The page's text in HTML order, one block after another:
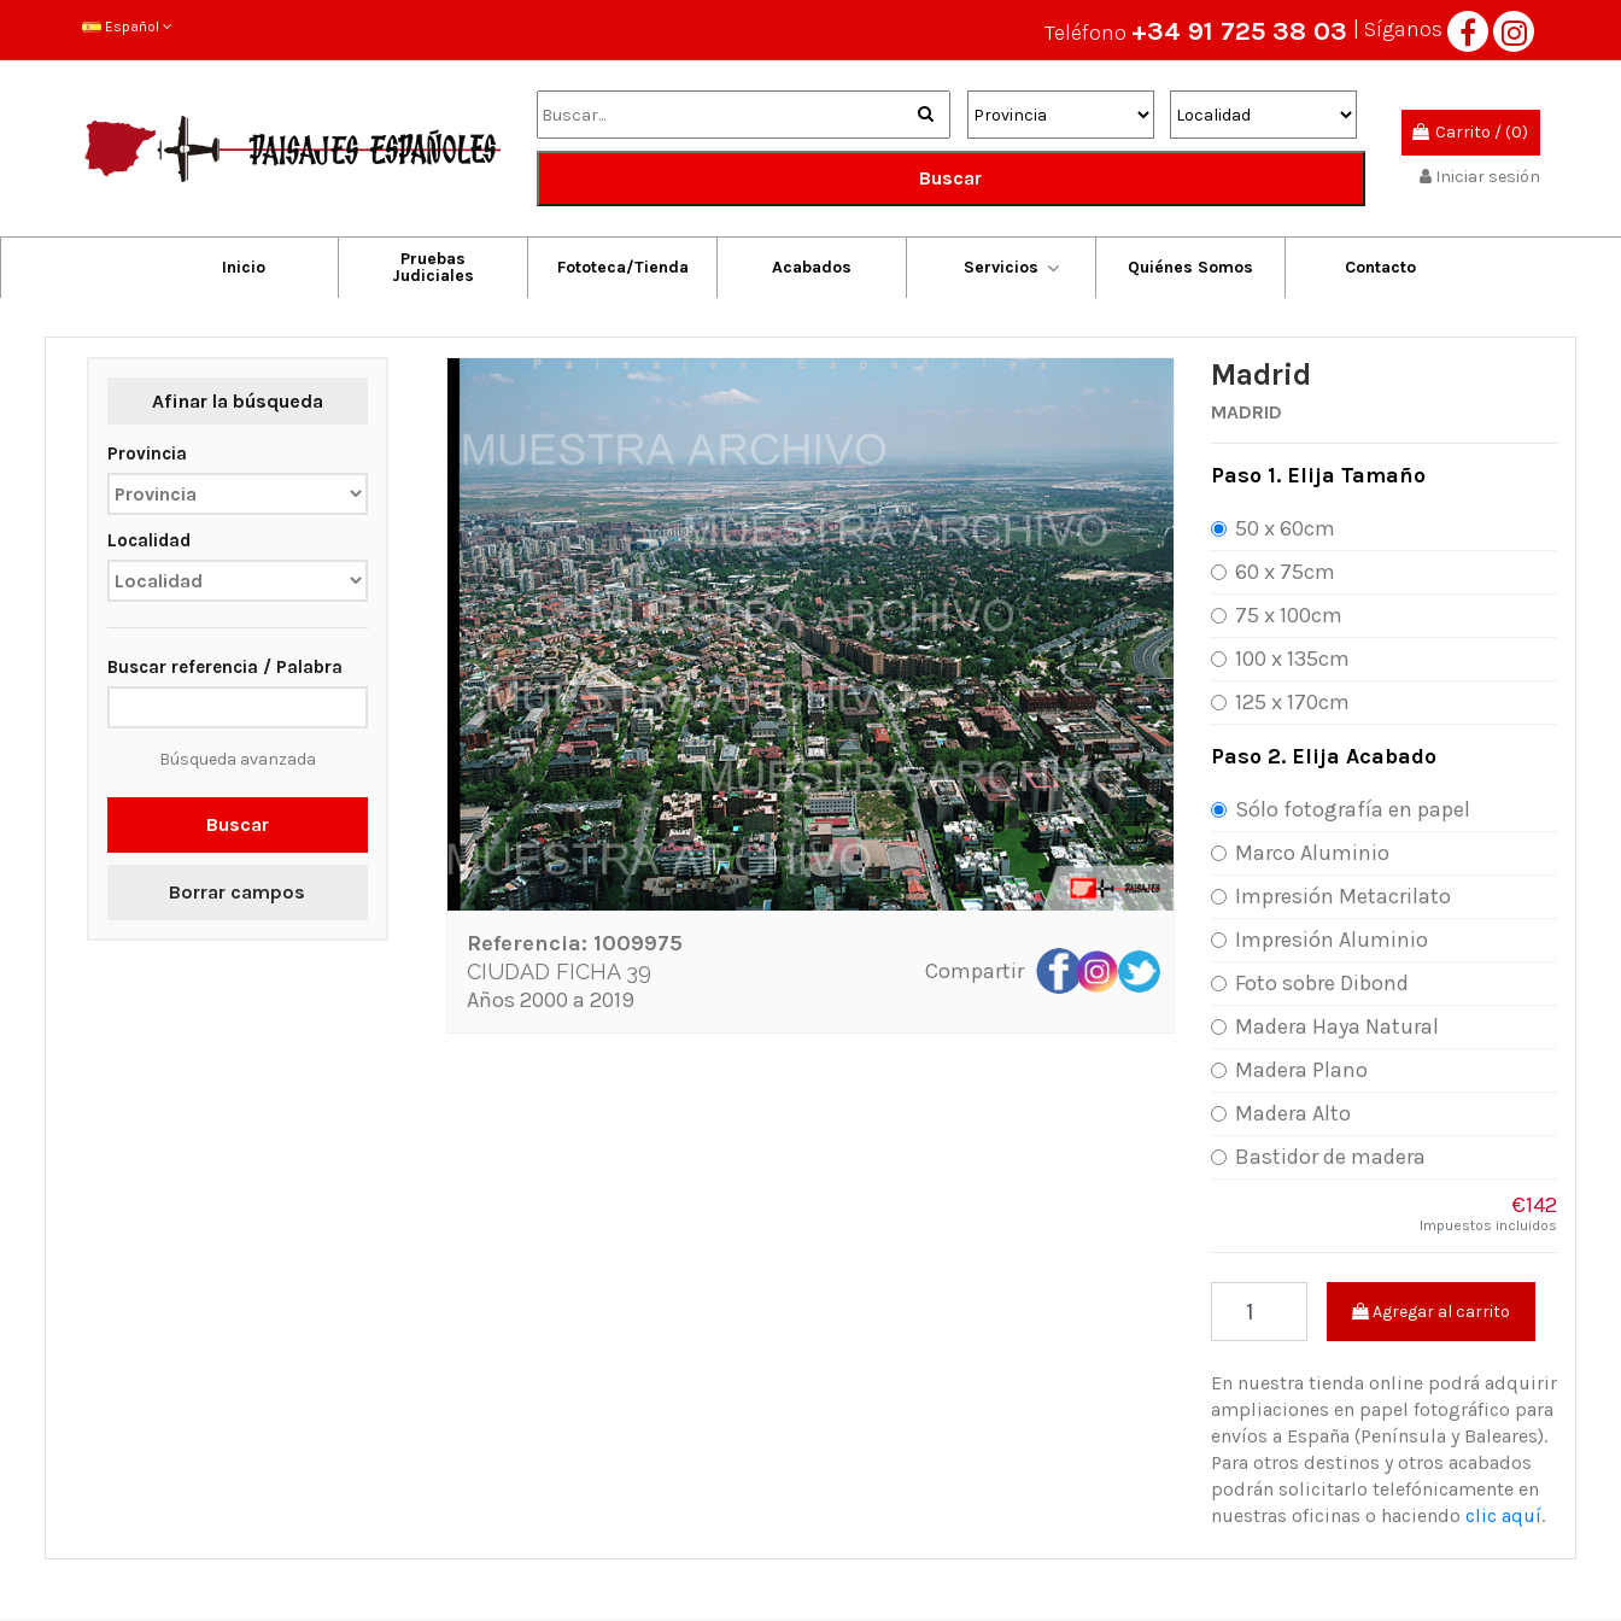
Español Teléfono +34 91 725 38 03 | Síganos
Buscar
Carrito /(0)
Iniciar sesión
Inicio
Pruebas
Judiciales
Fototeca/Tienda Acabados Servicios Quiénes Somos Contacto
Afinar la búsqueda
Provincia
Localidad
Buscar referencia / Palabra
Búsqueda avanzada
Buscar
Borrar campos
Referencia: 1009975
CIUDAD FICHA 39
Años 2000 a 2019
Compartir
Madrid
MADRID
Paso 1. Elija Tamaño
50 x 60cm
60 x 75cm
75 x 100cm
100 x 135cm
125 x 170cm
Paso 2. Elija Acabado
Sólo fotografía en papel
Marco Aluminio
Impresión Metacrilato
Impresión Aluminio
Foto sobre Dibond
Madera Haya Natural
Madera Plano
Madera Alto
Bastidor de madera
€142
Impuestos incluidos
Agregar al carrito
En nuestra tienda online podrá adquirir
ampliaciones en papel fotográfico para
envíos a España (Península y Baleares).
Para otros destinos y otros acabados
podrán solicitarlo telefónicamente en
nuestras oficinas o haciendo clic aquí.